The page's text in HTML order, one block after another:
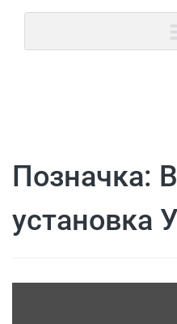
Позначка:
установка